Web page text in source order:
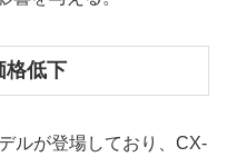
格低下
ルが登場しており、CX-